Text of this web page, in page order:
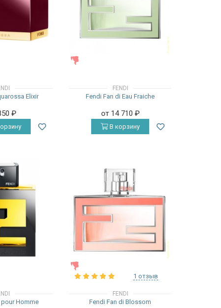
Elixir
₽
FENDI
Fendi Fan di Eau Fraiche
от 14 710 ₽
В корзину
pour Homme
1 отзыв
FENDI
Fendi Fan di Blossom